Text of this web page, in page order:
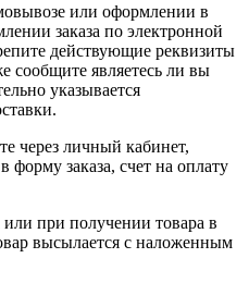
или оформлении в
заказа по электронной
действующие реквизиты
сообщите являетесь ли вы
указывается
через личный кабинет,
форму заказа, счет на оплату
при получении товара в
высылается с наложенным